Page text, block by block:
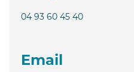
04 93 60 45 40
Email